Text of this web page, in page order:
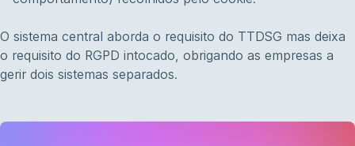
O sistema central aborda o requisito do TTDSG mas deixa
o requisito do RGPD intocado, obrigando as empresas a
gerir dois sistemas separados.